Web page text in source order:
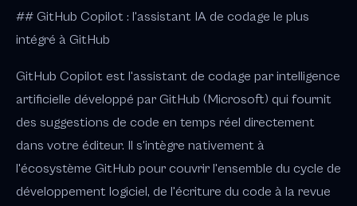
## GitHub Copilot : l'assistant IA de codage le plus
intégré à GitHub
GitHub Copilot est l'assistant de codage par intelligence
artificielle développé par GitHub (Microsoft) qui fournit
des suggestions de code en temps réel directement
dans votre éditeur. Il s'intègre nativement à
l'écosystème GitHub pour couvrir l'ensemble du cycle de
développement logiciel, de l'écriture du code à la revue